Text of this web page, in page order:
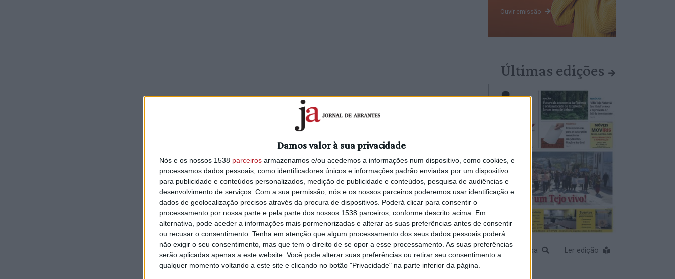
Damos valor à sua privacidade
Nós e os nossos 1538 parceiros armazenamos e/ou acedemos a informações num dispositivo, como cookies, e
processamos dados pessoais, como identificadores únicos e informações padrão enviadas por um dispositivo
para publicidade e conteúdos personalizados, medição de publicidade e conteúdos, pesquisa de audiências e
desenvolvimento de serviços. Com a sua permissão, nós e os nossos parceiros poderemos usar identificação e
dados de geolocalização precisos através da procura de dispositivos. Poderá clicar para consentir o
processamento por nossa parte e pela parte dos nossos 1538 parceiros, conforme descrito acima. Em
alternativa, pode aceder a informações mais pormenorizadas e alterar as suas preferências antes de consentir
ou recusar o consentimento. Tenha em atenção que algum processamento dos seus dados pessoais poderá
não exigir o seu consentimento, mas que tem o direito de se opor a esse processamento. As suas preferências
serão aplicadas apenas a este website. Você pode alterar suas preferências ou retirar seu consentimento a
qualquer momento voltando a este site e clicando no botão "Privacidade" na parte inferior da página.
Ouvir emissão
Últimas edições
Ampliar capa Ler edição